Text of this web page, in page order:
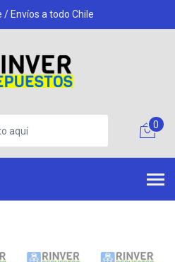
/ Envíos a todo Chile
0